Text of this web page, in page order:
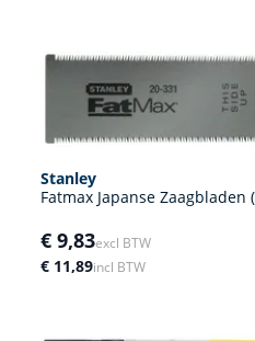
Stanley
Fatmax Japanse Zaagbladen
€ 9,83excl BTW
€ 11,89incl BTW